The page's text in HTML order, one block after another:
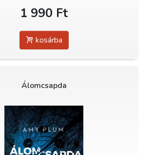
1 990 Ft
kosárba
Álomcsapda